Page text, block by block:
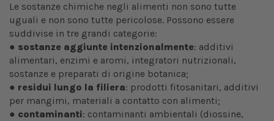
Le sostanze chimiche negli alimenti non sono tutte
uguali e non sono tutte pericolose. Possono essere
suddivise in tre grandi categorie:
● sostanze aggiunte intenzionalmente: additivi
alimentari, enzimi e aromi, integratori nutrizionali,
sostanze e preparati di origine botanica;
● residui lungo la filiera: prodotti fitosanitari, additivi
per mangimi, materiali a contatto con alimenti;
● contaminanti: contaminanti ambientali (diossine,